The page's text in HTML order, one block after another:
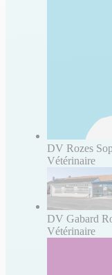
DV Rozes
Vétérinaire
DV Gabard
Vétérinaire